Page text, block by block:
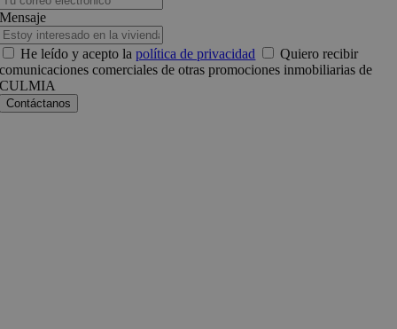
Mensaje
He leído y acepto lapolítica de privacidad
Quiero recibir
comunicaciones comerciales de otras promociones inmobiliarias de
CULMIA